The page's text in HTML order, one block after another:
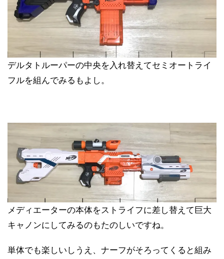
デルタトルーパーの中央を入れ替えてセミオートライ
フルを組んでみるもよし。
メディエーターの本体をストライフに差し替えて巨大
キャノンにしてみるのもたのしいですね。
単体でも楽しいしうえ、ナーフがそろってくると組み